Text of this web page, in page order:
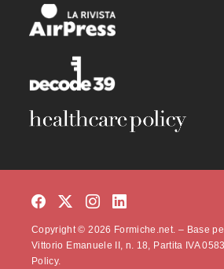
Copyright © 2026 Formiche.net. – Base
Vittorio Emanuele II, n. 18, Partita IVA
Policy.